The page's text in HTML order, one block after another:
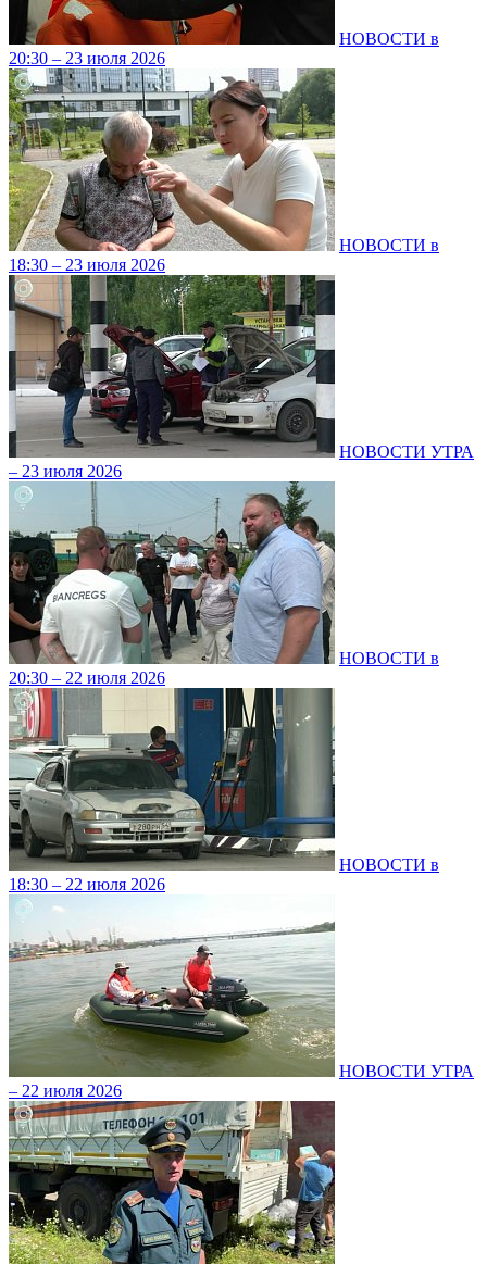
НОВОСТИ в
20:30 – 23 июля 2026
НОВОСТИ в
18:30 – 23 июля 2026
НОВОСТИ УТРА
– 23 июля 2026
НОВОСТИ в
20:30 – 22 июля 2026
НОВОСТИ в
18:30 – 22 июля 2026
НОВОСТИ УТРА
– 22 июля 2026